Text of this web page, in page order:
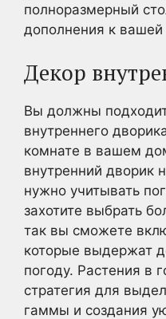
полноразмерный
дополнения к вашей
Декор
Вы должны
внутреннего
комнате в вашем
внутренний дворик
нужно учитывать
захотите выбрать
так вы сможете
которые выдержат
погоду. Растения в
стратегия для
гаммы и создания